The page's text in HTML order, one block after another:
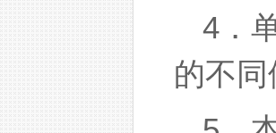
4．
的不